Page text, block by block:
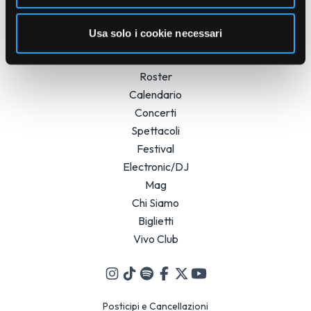
Usa solo i cookie necessari
Roster
Calendario
Concerti
Spettacoli
Festival
Electronic/DJ
Mag
Chi Siamo
Biglietti
Vivo Club
Posticipi e Cancellazioni